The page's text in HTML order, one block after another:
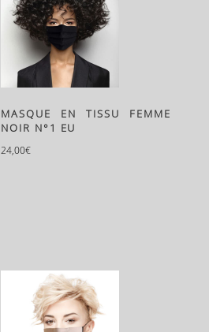
MASQUE EN TISSU FEMME
NOIR N°1 EU
24,00€